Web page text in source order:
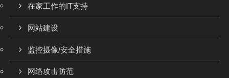
在家工作的IT支持
网站建设
监控摄像/安全措施
网络攻击防范